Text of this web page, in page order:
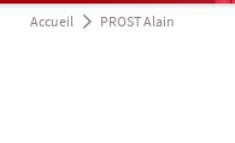
Accueil a PROST Alain